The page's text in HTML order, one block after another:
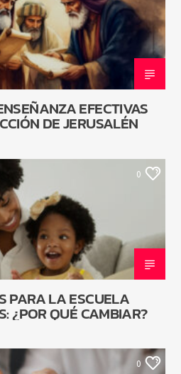
EFECTIVAS
DE JERUSALÉN
0
PARA LA ESCUELA
¿POR QUÉ CAMBIAR?
0